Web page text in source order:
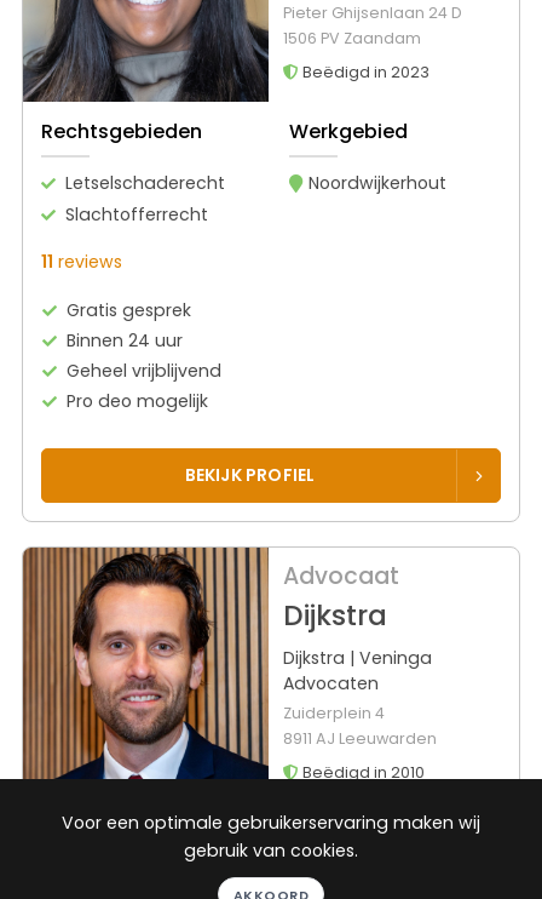
Pieter Ghijsenlaan 24 D
1506 PV Zaandam
Beëdigd in 2023
Rechtsgebieden
Letselschaderecht
Slachtofferrecht
Werkgebied
Noordwijkerhout
11 reviews
Gratis gesprek
Binnen 24 uur
Geheel vrijblijvend
Pro deo mogelijk
BEKIJK PROFIEL
Advocaat
Dijkstra
Dijkstra | Veninga
Advocaten
Zuiderplein 4
8911 AJ Leeuwarden
Beëdigd in 2010
Rechtsgebied Werkgebied
Noordwijkerhout
Voor een optimale gebruikerservaring maken wij
gebruik van cookies.